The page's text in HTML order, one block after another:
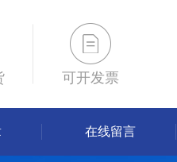
可开发票
在线留言